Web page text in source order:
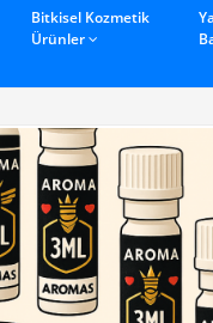
Bitkisel Kozmetik
Ürünler